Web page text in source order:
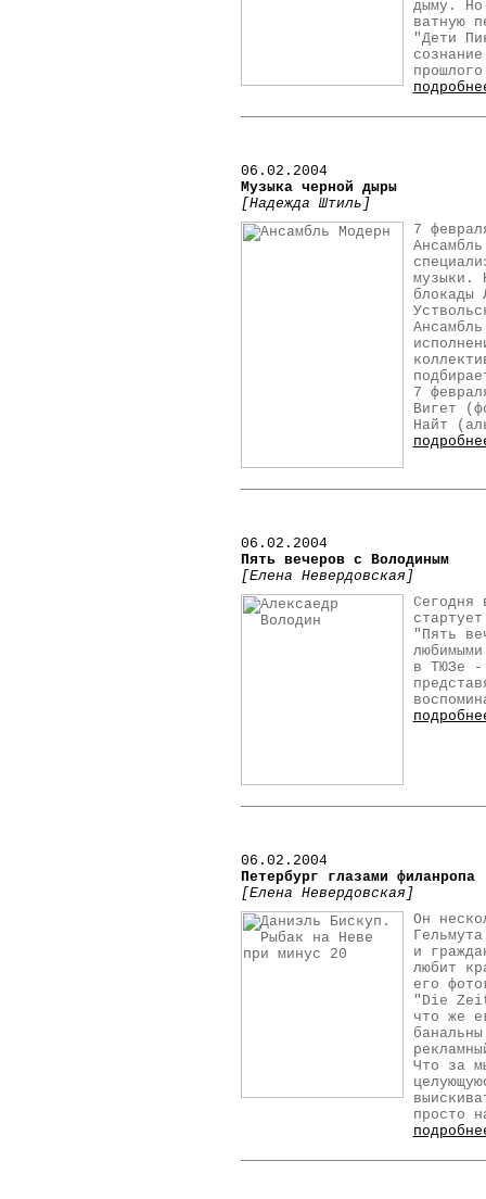
дыму. Но
ватную
"Дети
прошлого
06.02.2004
Музыка черной дыры
[Надежда Штиль]
7
музыки.
блокады
7
Вигет
Найт
06.02.2004
Пять вечеров с Володиным
[Елена Невердовская]
Сегодня
"Пять
в ТЮЗе -
06.02.2004
Петербург глазами филанропа
[Елена Невердовская]
Он
и
любит
его
"Die
что же
Что за
просто